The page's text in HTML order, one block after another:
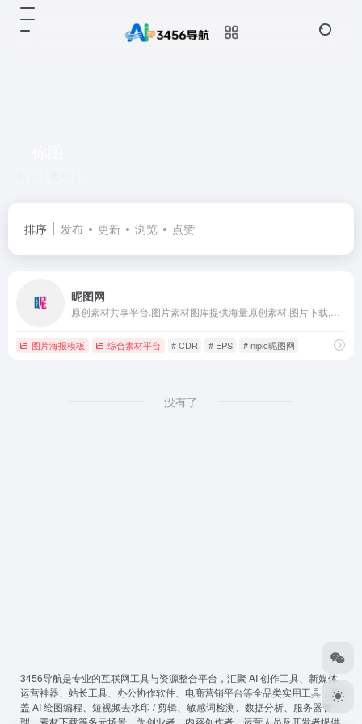
排序 发布 更新 浏览 点赞
昵图网
图片海报模板 综合素材平台 # CDR # EPS # nipic昵图网
没有了
3456导航是专业的互联网工具与资源整合平台，汇聚 AI 创作工具、新媒体
运营神器、站长工具、办公协作软件、电商营销平台等全品类实用工具，覆
盖 AI 绘图编程、短视频去水印 / 剪辑、敏感词检测、数据分析、服务器管
理、素材下载等多元场景，为创业者、内容创作者、运营人员及开发者提供